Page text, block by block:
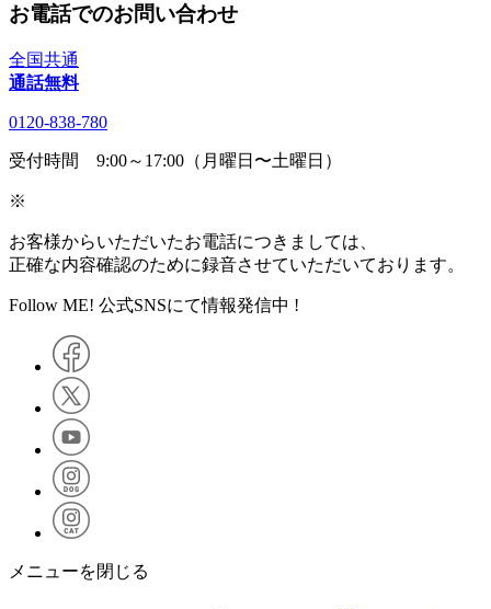
お電話でのお問い合わせ
全国共通
通話無料
0120-838-780
受付時間 9:00～17:00（月曜日〜土曜日）
※
お客様からいただいたお電話につきましては、
正確な内容確認のために録音させていただいております。
Follow ME! 公式SNSにて情報発信中 !
メニューを閉じる